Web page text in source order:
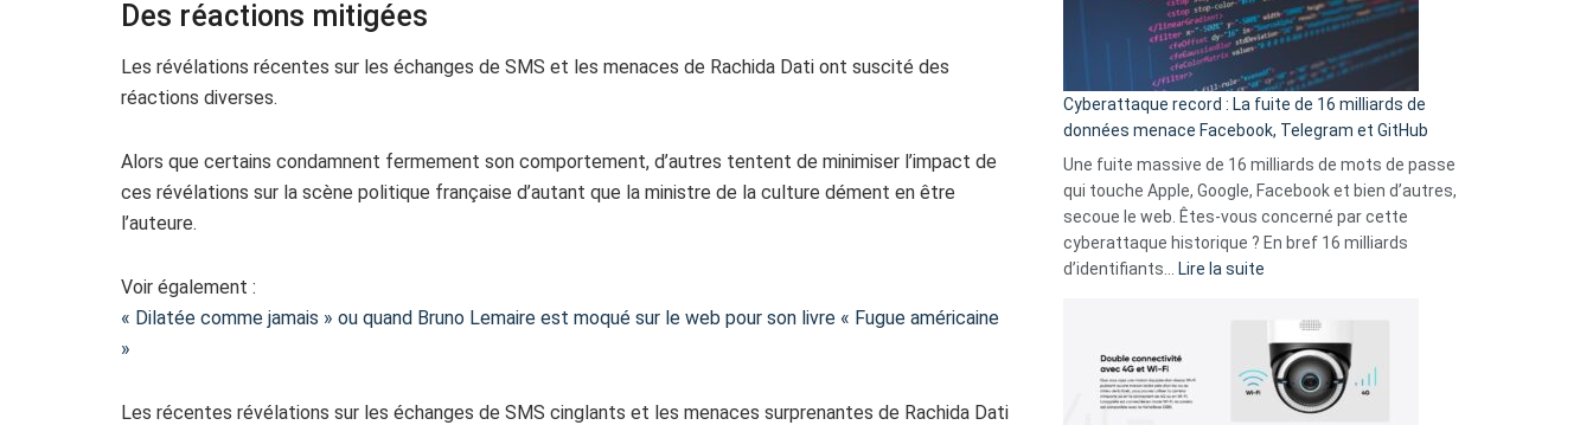
Des réactions mitigées
Les révélations récentes sur les échanges de SMS et les menaces de Rachida Dati ont suscité des
réactions diverses.
Alors que certains condamnent fermement son comportement, d’autres tentent de minimiser l’impact de
ces révélations sur la scène politique française d’autant que la ministre de la culture dément en être
l’auteure.
Voir également :
« Dilatée comme jamais » ou quand Bruno Lemaire est moqué sur le web pour son livre « Fugue américaine
»
Les récentes révélations sur les échanges de SMS cinglants et les menaces surprenantes de Rachida Dati
Le
Wrapped
Party
pour
comparer
vos
goûts
musicaux
avec
9
amis
Cyberattaque record : La fuite de 16 milliards de
données menace Facebook, Telegram et GitHub
Une fuite massive de 16 milliards de mots de passe
qui touche Apple, Google, Facebook et bien d’autres,
secoue le web. Êtes-vous concerné par cette
cyberattaque historique ? En bref 16 milliards
d’identifiants… Lire la suite
record
La
fuite